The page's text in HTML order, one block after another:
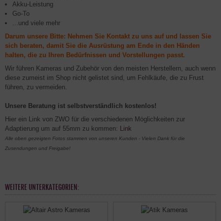
Akku-Leistung
Go-To
...und viele mehr
Darum unsere Bitte: Nehmen Sie Kontakt zu uns auf und lassen Sie
sich beraten, damit Sie die Ausrüstung am Ende in den Händen
halten, die zu Ihren Bedürfnissen und Vorstellungen passt.
Wir führen Kameras und Zubehör von den meisten Herstellern, auch wenn
diese zumeist im Shop nicht gelistet sind, um Fehlkäufe, die zu Frust
führen, zu vermeiden.
Unsere Beratung ist selbstverständlich kostenlos!
Hier ein Link von ZWO für die verschiedenen Möglichkeiten zur
Adaptierung um auf 55mm zu kommen: Link
Alle oben gezeigten Fotos stammen von unseren Kunden - Vielen Dank für die
Zusendungen und Freigabe!
WEITERE UNTERKATEGORIEN: